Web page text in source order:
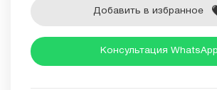
Добавить в избранное
Консультация WhatsApp